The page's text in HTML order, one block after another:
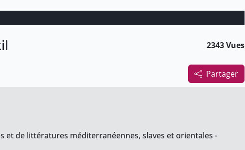
2343 Vues
Partager
et de littératures méditerranéennes, slaves et orientales -